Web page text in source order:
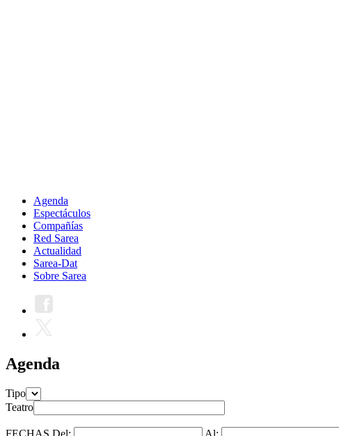
Agenda
Espectáculos
Compañías
Red Sarea
Actualidad
Sarea-Dat
Sobre Sarea
Agenda
Tipo
Teatro